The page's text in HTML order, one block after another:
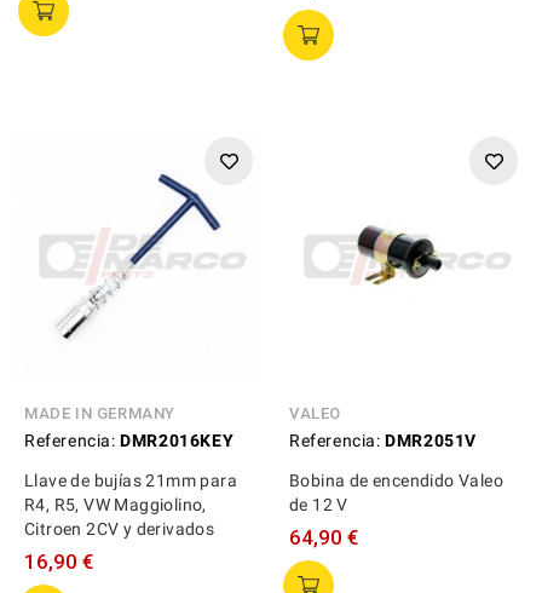
MADE IN GERMANY
Referencia: DMR2016KEY
Llave de bujías 21mm para
R4, R5, VW Maggiolino,
Citroen 2CV y derivados
16,90 €
VALEO
Referencia: DMR2051V
Bobina de encendido Valeo
de 12 V
64,90 €